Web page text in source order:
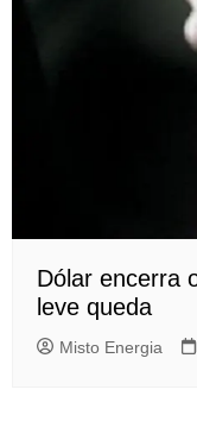
Dólar encerra
leve queda
Misto Energia